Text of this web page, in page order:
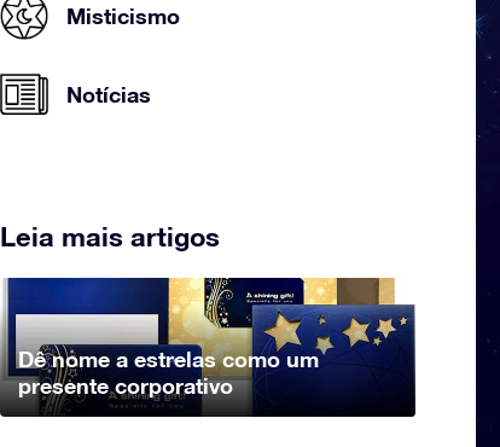
Misticismo
Notícias
Leia mais artigos
Dê nome a estrelas como um
presente corporativo